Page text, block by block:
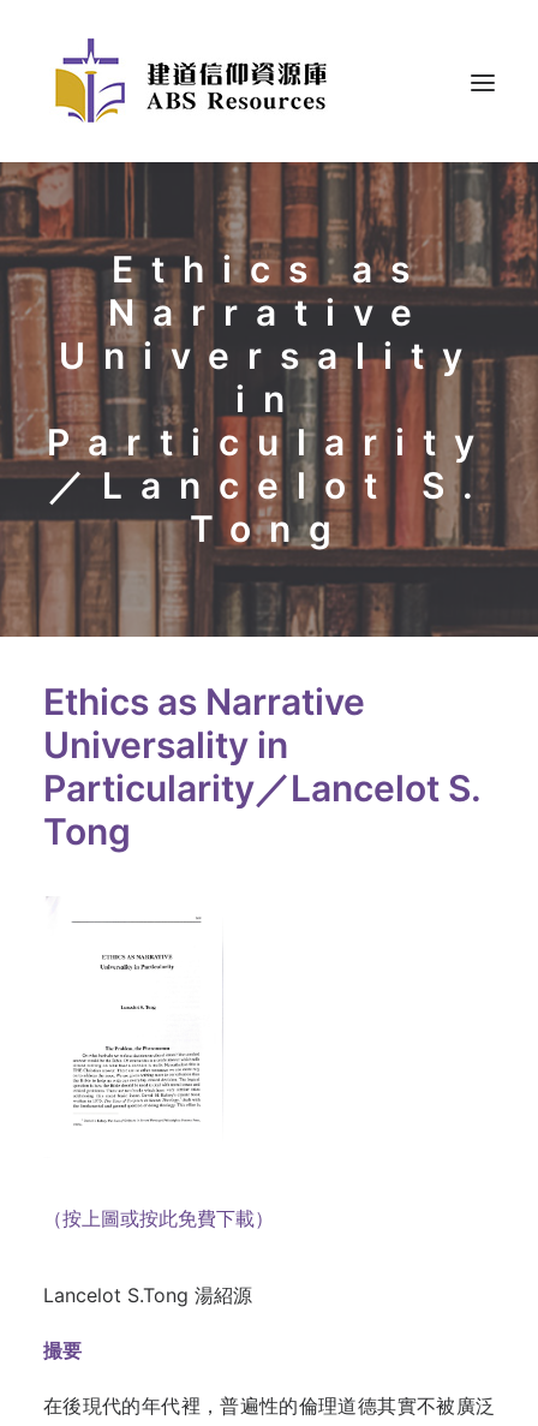
Ethics as
Narrative
Universality
in
Particularity
／Lancelot S.
Tong
Ethics as Narrative
Universality in
Particularity／Lancelot S.
Tong
（按上圖或按此免費下載）
Lancelot S.Tong 湯紹源
撮要
在後現代的年代裡，普遍性的倫理道德其實不被廣泛